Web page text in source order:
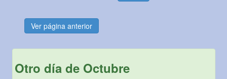
Ver página anterior
Otro día de Octubre